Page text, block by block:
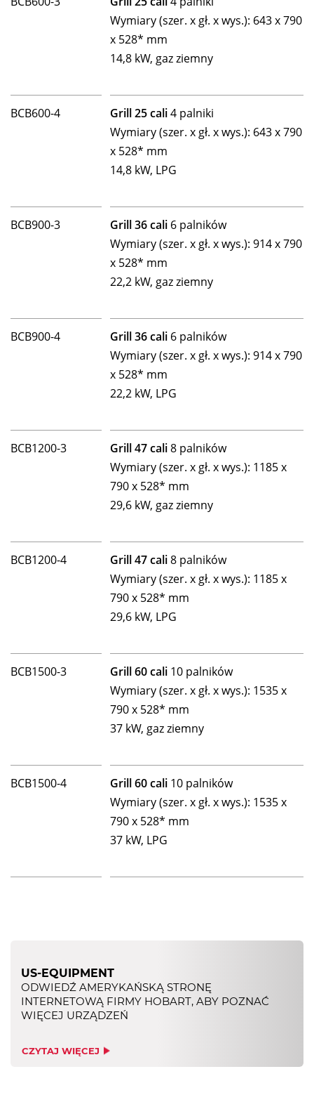
Wymiary (szer. x gł. x wys.): 643 x 790
x 528* mm
14,8 kW, gaz ziemny
BCB600-4 Grill 25 cali4 palniki
Wymiary (szer. x gł. x wys.): 643 x 790
x 528* mm
14,8 kW, LPG
BCB900-3 Grill 36 cali 6 palników
Wymiary (szer. x gł. x wys.): 914 x 790
x 528* mm
22,2 kW, gaz ziemny
BCB900-4 Grill 36 cali 6 palników
Wymiary (szer. x gł. x wys.): 914 x 790
x 528* mm
22,2 kW, LPG
BCB1200-3 Grill 47 cali8 palników
Wymiary (szer. x gł. x wys.): 1185 x
790 x 528* mm
29,6 kW, gaz ziemny
BCB1200-4 Grill 47 cali8 palników
Wymiary (szer. x gł. x wys.): 1185 x
790 x 528* mm
29,6 kW, LPG
BCB1500-3 Grill 60 cali 10 palników
Wymiary (szer. x gł. x wys.): 1535 x
790 x 528* mm
37 kW, gaz ziemny
BCB1500-4 Grill 60 cali 10 palników
Wymiary (szer. x gł. x wys.): 1535 x
790 x 528* mm
37 kW, LPG
US-EQUIPMENT
ODWIEDŹ AMERYKAŃSKĄ STRONĘ
INTERNETOWĄ FIRMY HOBART, ABY POZNAĆ
WIĘCEJ URZĄDZEŃ
CZYTAJ WIĘCEJ